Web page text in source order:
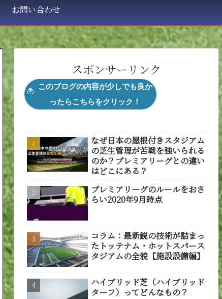
お問い合わせ
スポンサーリンク
なぜ日本の屋根付きスタジアム
の芝生管理が苦戦を強いられる
のか？プレミアリーグとの違い
はどこにある？
プレミアリーグのルールをおさ
らい2020年9月時点
コラム：最新鋭の技術が詰まっ
たトッテナム・ホットスパース
タジアムの全貌【施設設備編】
ハイブリッド芝（ハイブリッド
ターフ）ってどんなもの？